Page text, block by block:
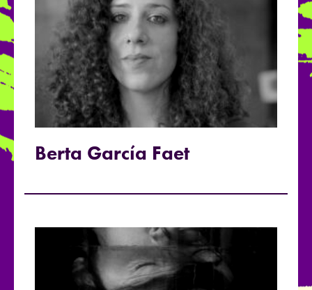
Berta García Faet